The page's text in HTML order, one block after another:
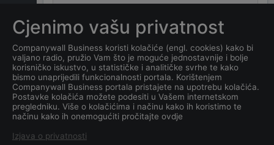
ČOČAJ?
Koliko ima zaposlenih
kompanijaHASAN ČOČAJ?
Koji je datum osnivanja
tvrtkeHASAN ČOČAJ?
Cjenimo vašu privatnost
Companywall Business koristi kolačiće (engl. cookies) kako bi
valjano radio, pružio Vam što je moguće jednostavnije i bolje
korisničko iskustvo, u statističke i analitičke svrhe te kako
bismo unaprijedili funkcionalnosti portala. Korištenjem
Companywall Business portala pristajete na upotrebu kolačića.
Postavke kolačića možete podesiti u Vašem internetskom
pregledniku. Više o kolačićima i načinu kako ih koristimo te
načinu kako ih onemogućiti pročitajte ovdje
Izjava o privatnosti